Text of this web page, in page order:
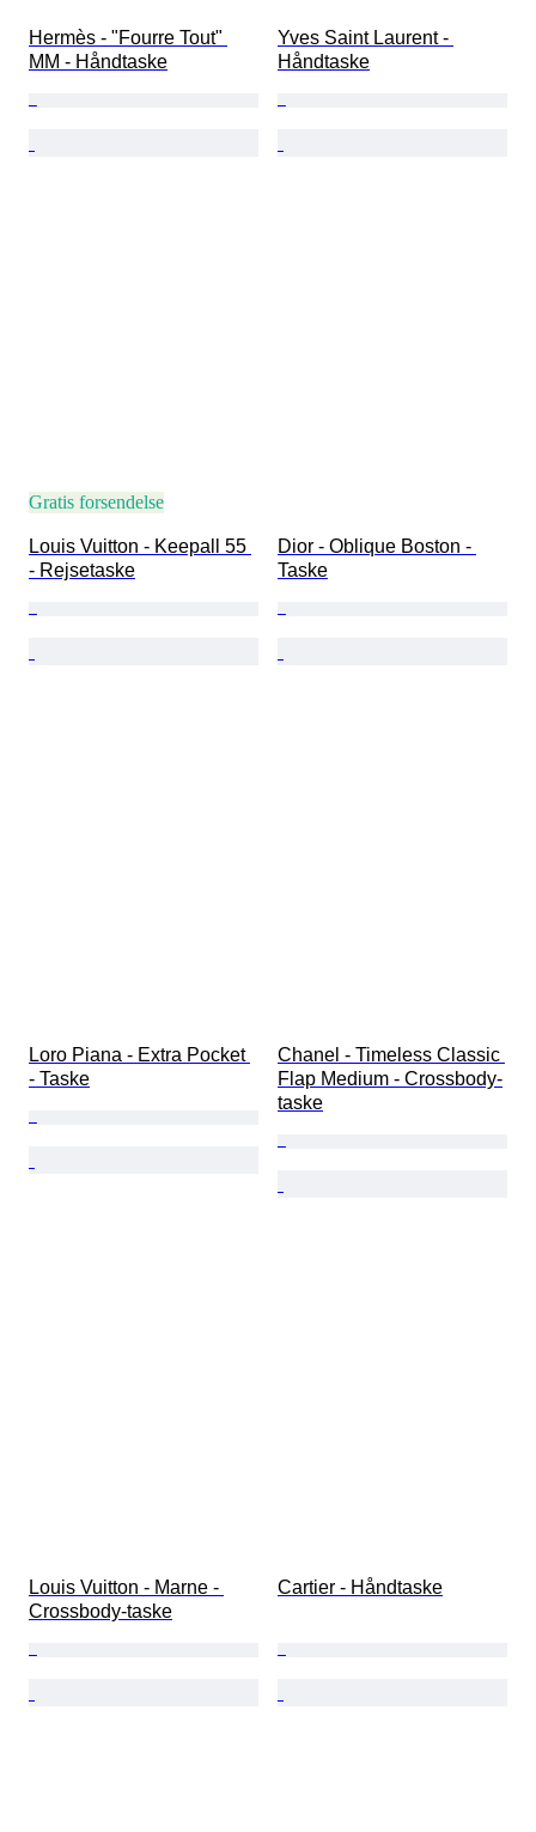
Hermès - "Fourre Tout"
MM - Håndtaske
Yves Saint Laurent -
Håndtaske
Gratis forsendelse
Louis Vuitton - Keepall 55
- Rejsetaske
Dior - Oblique Boston -
Taske
Loro Piana - Extra Pocket
- Taske
Chanel - Timeless Classic
Flap Medium - Crossbody-
taske
Louis Vuitton - Marne -
Crossbody-taske
Cartier - Håndtaske